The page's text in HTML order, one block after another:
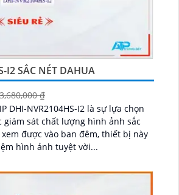
I2 SẮC NÉT DAHUA
3,680,000 ₫
DHI-NVR2104HS-I2 là sự lựa chọn
giám sát chất lượng hình ảnh sắc
hình ảnh tuyệt vời...